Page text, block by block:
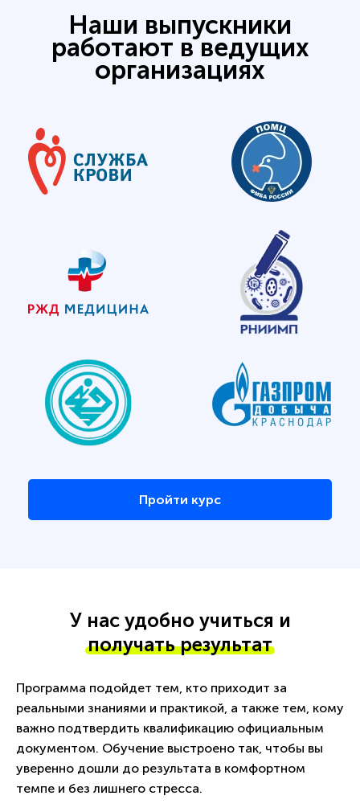
Наши выпускники
работают в ведущих
организациях
Пройти курс
У нас удобно учиться и
получать результат
Программа подойдет тем, кто приходит за
реальными знаниями и практикой, а также тем, кому
важно подтвердить квалификацию официальным
документом. Обучение выстроено так, чтобы вы
уверенно дошли до результата в комфортном
темпе и без лишнего стресса.